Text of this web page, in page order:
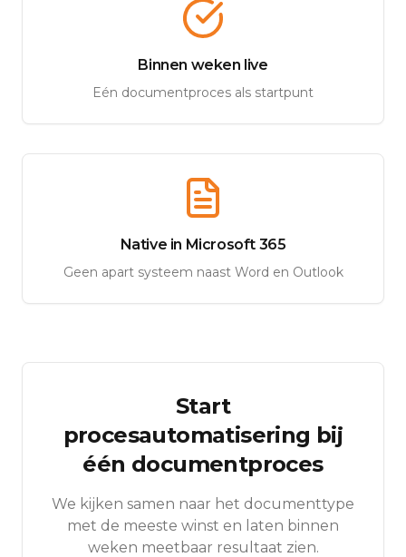
Binnen weken live
Eén documentproces als startpunt
Native in Microsoft 365
Geen apart systeem naast Word en Outlook
Start
procesautomatisering bij
één documentproces
We kijken samen naar het documenttype
met de meeste winst en laten binnen
weken meetbaar resultaat zien.